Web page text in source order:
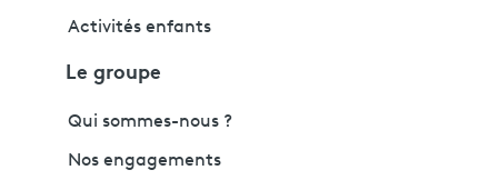
Activités enfants
Le groupe
Qui sommes-nous ?
Nos engagements